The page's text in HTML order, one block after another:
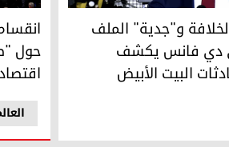
استراتيجي حول ممر هرمز وأزمة إيران
و"جدية" الملف الإيراني.. جي دي
و"جدية" الملف
دي فانس يكشف
البيت الأبيض
حول